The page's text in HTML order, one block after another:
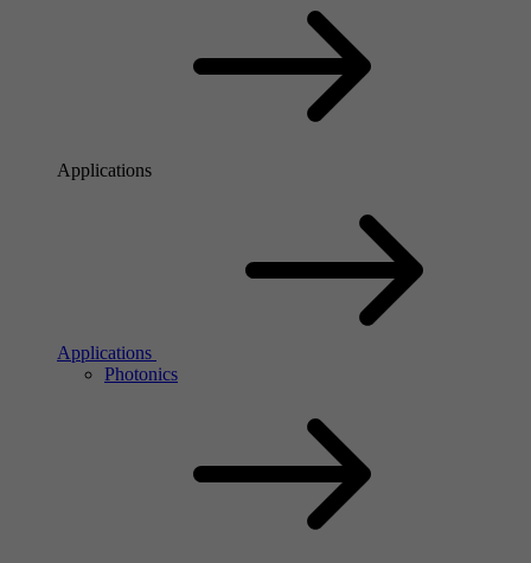
Applications
Applications
Photonics